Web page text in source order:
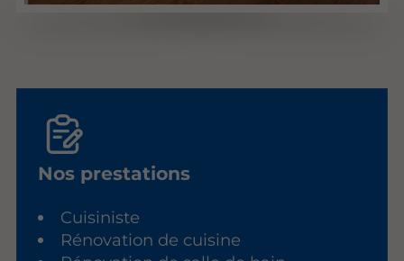
Nos prestations
Cuisiniste
Rénovation de cuisine